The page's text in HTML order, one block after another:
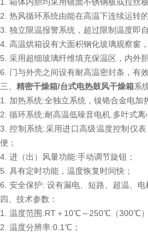
2. 热风循环系统由能在高温下连续运转
3. 独立限温报警系统，超过限制温度即
4. 高温烘箱设有大面积钢化玻璃观察窗
5. 采用超细玻璃纤维填充保温区，内外
6. 门与外壳之间设有耐高温密封条，有
三、 精密干燥箱/台式电热鼓风干燥箱系
1. 加热系统:全独立系统，镍铬合金电加
2. 循环系统:耐高温低噪音电机.多叶式离
3. 控制系统:采用进口高级温度控制仪
便；
4. 进（出）风量功能:手动调节旋钮；
5. 具有定时功能，温度恢复时间快；
6. 安全保护: 设有漏电、短路、超温、电
四、技术参数：
1. 温度范围:RT＋10℃～250℃（300℃）
2. 温度分辨率:0.1℃；